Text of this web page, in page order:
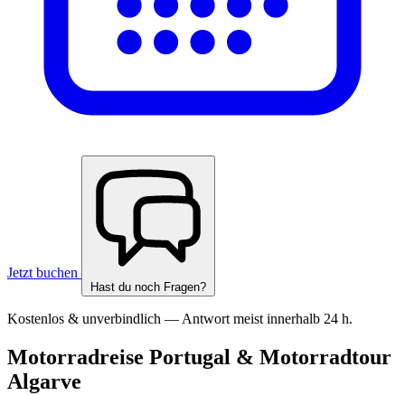
Jetzt buchen
Hast du noch Fragen?
Kostenlos & unverbindlich — Antwort meist innerhalb 24 h.
Motorradreise Portugal & Motorradtour
Algarve